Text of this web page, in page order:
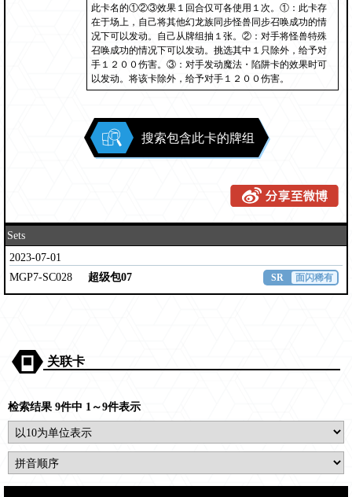
此卡名的①②③效果１回合仅可各使用１次。①：此卡存
在于场上，自己将其他幻龙族同步怪兽同步召唤成功的情
况下可以发动。自己从牌组抽１张。②：对手将怪兽特殊
召唤成功的情况下可以发动。挑选其中１只除外，给予对
手１２００伤害。③：对手发动魔法・陷阱卡的效果时可
以发动。将该卡除外，给予对手１２００伤害。
搜索包含此卡的牌组
Sets
2023-07-01
MGP7-SC028
超级包07 SR 面闪稀有
关联卡
检索结果 9件中 1～9件表示